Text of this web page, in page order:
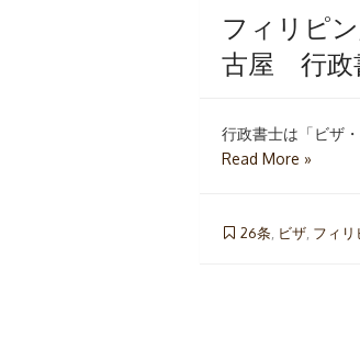
フィリピ
古屋 行政
行政書士は「ビザ
Read More »
26条 ビザ フィリ